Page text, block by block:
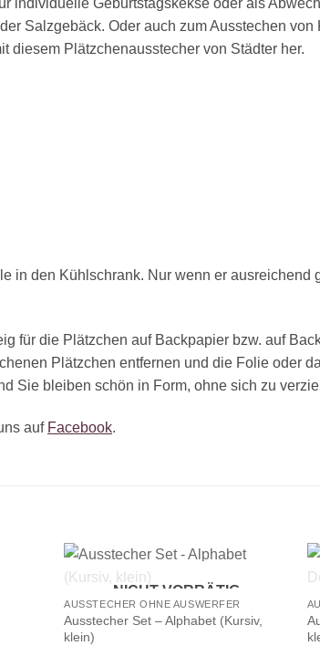
Salzgebäck. Oder auch zum Ausstechen von
diesem Plätzchenausstecher von Städter her.
in den Kühlschrank. Nur wenn er ausreichend
für die Plätzchen auf Backpapier bzw. auf
Plätzchen entfernen und die Folie oder
Sie bleiben schön in Form, ohne sich zu
auf Facebook.
NICHT VORRÄTIG
AUSSTECHER OHNE AUSWERFER
Ausstecher Set – Alphabet (Kursiv,
klein)